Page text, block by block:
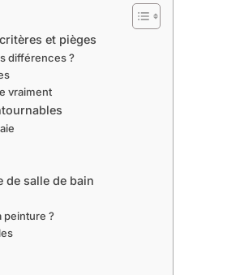
et pièges
différences ?
vraiment
de salle de bain
peinture ?